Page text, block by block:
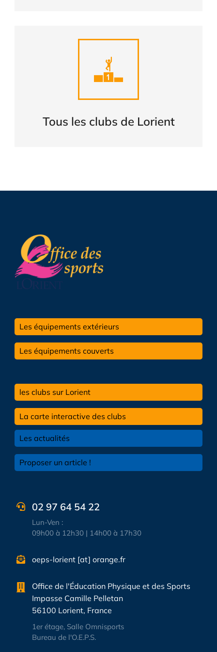
Tous les clubs de Lorient
Liste complète des clubs de
LORIENT
Les équipements extérieurs
Les équipements couverts
les clubs sur Lorient
La carte interactive des clubs
Les actualités
Proposer un article !
02 97 64 54 22
Lun-Ven :
09h00 à 12h30 | 14h00 à 17h30
oeps-lorient [at] orange.fr
Office de l'Éducation Physique et des Sports
Impasse Camille Pelletan
56100 Lorient, France
1er étage, Salle Omnisports
Bureau de l'O.E.P.S.